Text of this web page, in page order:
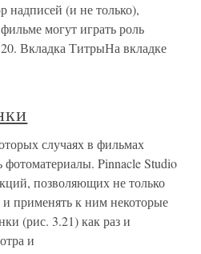
надписей (и не только),
могут играть роль
Вкладка ТитрыНа вкладке
случаях в фильмах
фотоматериалы. Pinnacle Studio
позволяющих не только
применять к ним некоторые
(рис. 3.21) как раз и
и